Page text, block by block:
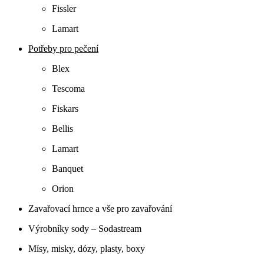
Fissler
Lamart
Potřeby pro pečení
Blex
Tescoma
Fiskars
Bellis
Lamart
Banquet
Orion
Zavařovací hrnce a vše pro zavařování
Výrobníky sody – Sodastream
Mísy, misky, dózy, plasty, boxy